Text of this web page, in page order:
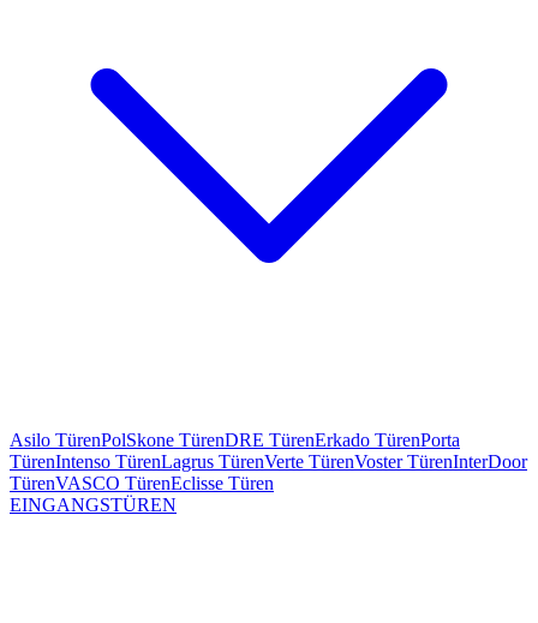
Asilo TürenPolSkone TürenDRE TürenErkado TürenPorta
TürenIntenso TürenLagrus TürenVerte TürenVoster TürenInterDoor
TürenVASCO TürenEclisse Türen
EINGANGSTÜREN